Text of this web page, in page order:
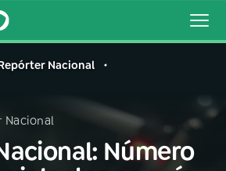
Nacional
Nacional
Número